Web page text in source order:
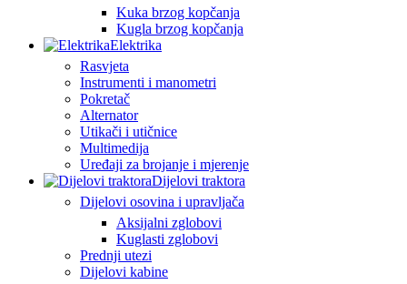
Kuka brzog kopčanja
Kugla brzog kopčanja
Elektrika
Rasvjeta
Instrumenti i manometri
Pokretač
Alternator
Utikači i utičnice
Multimedija
Uređaji za brojanje i mjerenje
Dijelovi traktora
Dijelovi osovina i upravljača
Aksijalni zglobovi
Kuglasti zglobovi
Prednji utezi
Dijelovi kabine